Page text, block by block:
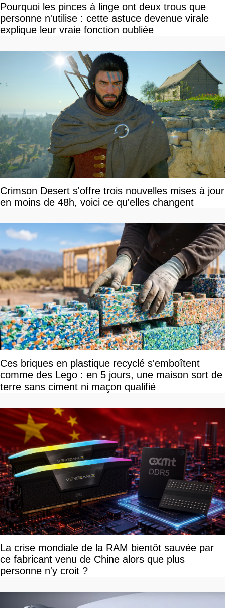
Pourquoi les pinces à linge ont deux trous que
personne n'utilise : cette astuce devenue virale
explique leur vraie fonction oubliée
Crimson Desert s'offre trois nouvelles mises à jour
en moins de 48h, voici ce qu'elles changent
Ces briques en plastique recyclé s'emboîtent
comme des Lego : en 5 jours, une maison sort de
terre sans ciment ni maçon qualifié
La crise mondiale de la RAM bientôt sauvée par
ce fabricant venu de Chine alors que plus
personne n'y croit ?